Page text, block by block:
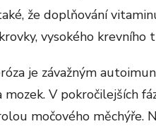
že doplňování
vysokého krevního
je závažným
V pokročilejších
močového měchýře.